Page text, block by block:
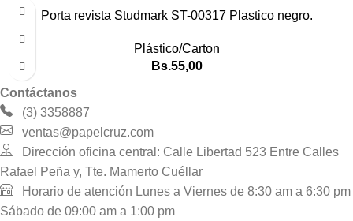
Porta revista Studmark ST-00317 Plastico negro.
Plástico/Carton
Bs.55,00
Contáctanos
(3) 3358887
ventas@papelcruz.com
Dirección oficina central: Calle Libertad 523 Entre Calles
Rafael Peña y, Tte. Mamerto Cuéllar
Horario de atención Lunes a Viernes de 8:30 am a 6:30 pm
Sábado de 09:00 am a 1:00 pm